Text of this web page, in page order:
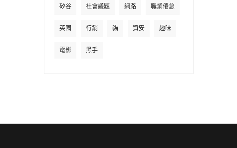
矽谷 社會議題 網路 職業倦怠
英國 行銷 貓 資安 趣味
電影 黑手